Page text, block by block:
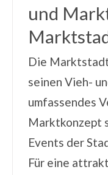
und
Die
seinen Vieh-
umfassendes
Marktkonzept
Events der
Für eine